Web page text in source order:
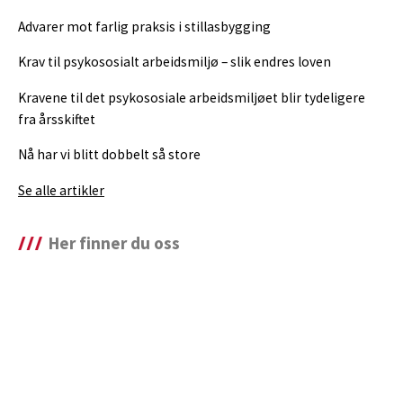
Advarer mot farlig praksis i stillasbygging
Krav til psykososialt arbeidsmiljø – slik endres loven
Kravene til det psykososiale arbeidsmiljøet blir tydeligere
fra årsskiftet
Nå har vi blitt dobbelt så store
Se alle artikler
Her finner du oss